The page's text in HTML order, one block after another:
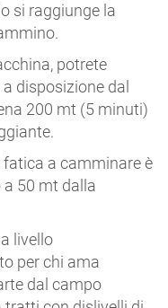
si raggiunge la
potrete
disposizione dal
200 mt (5 minuti)
a camminare è
a 50 mt dalla
a livello
per chi ama
dal campo